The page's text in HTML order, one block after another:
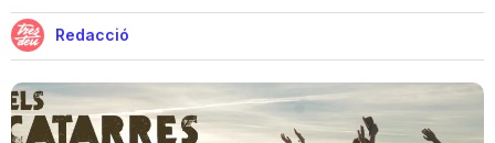
Cinema i Televisió
Festivals
Redacció